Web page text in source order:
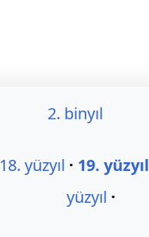
2. binyıl
18. yüzyıl 19. yüzyıl
yüzyıl